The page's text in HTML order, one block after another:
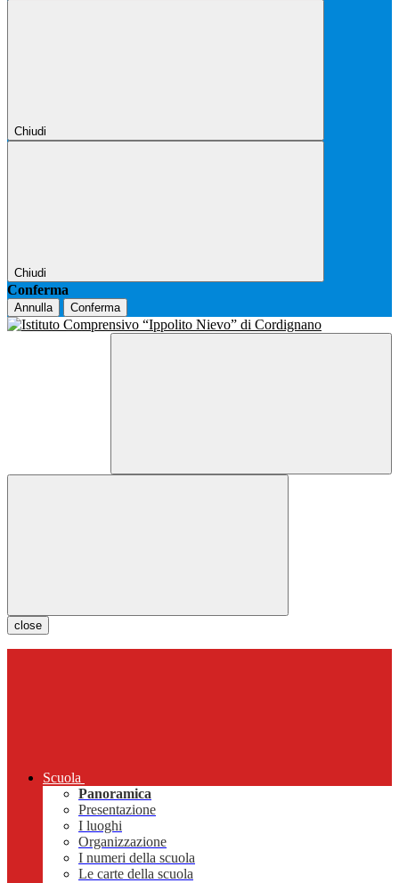
Chiudi
Chiudi
Conferma
Annulla Conferma
close
Scuola
Panoramica
Presentazione
I luoghi
Organizzazione
I numeri della scuola
Le carte della scuola